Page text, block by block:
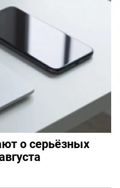
о серьёзных